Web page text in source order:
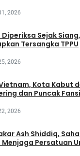
2026
Diperiksa Sejak
Tersangka TPPU
2026
Kota Kabut
dan Puncak
2026
Ash Shiddiq,
Menjaga Persatuan